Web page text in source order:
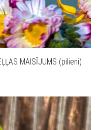
MAISĪJUMS (pilieni)